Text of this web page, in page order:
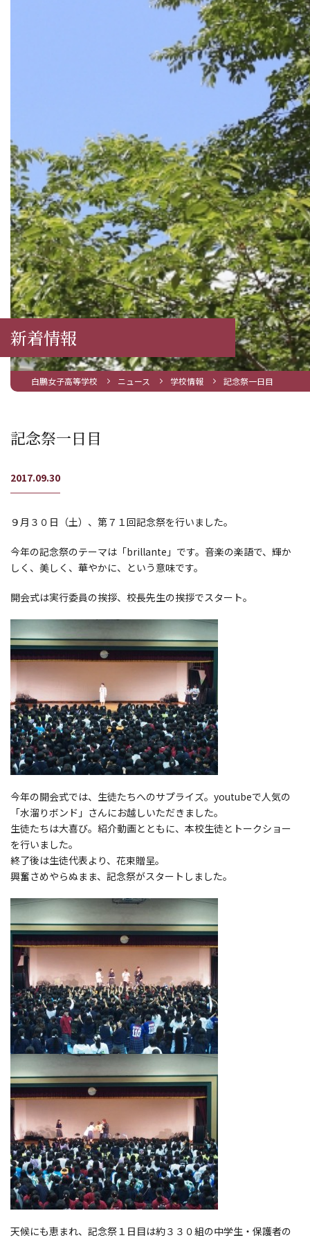
新着情報
白鵬女子高等学校 ニュース 学校情報 記念祭一日目
記念祭一日目
2017.09.30
９月３０日（土）、第７１回記念祭を行いました。
今年の記念祭のテーマは「brillante」です。音楽の楽語で、輝か
しく、美しく、華やかに、という意味です。
開会式は実行委員の挨拶、校長先生の挨拶でスタート。
今年の開会式では、生徒たちへのサプライズ。youtubeで人気の
「水溜りボンド」さんにお越しいただきました。
生徒たちは大喜び。紹介動画とともに、本校生徒とトークショー
を行いました。
終了後は生徒代表より、花束贈呈。
興奮さめやらぬまま、記念祭がスタートしました。
天候にも恵まれ、記念祭１日目は約３３０組の中学生・保護者の